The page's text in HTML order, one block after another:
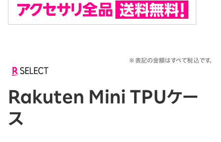
※表記の金額はすべて税込です。
Rakuten Mini TPUケー
ス